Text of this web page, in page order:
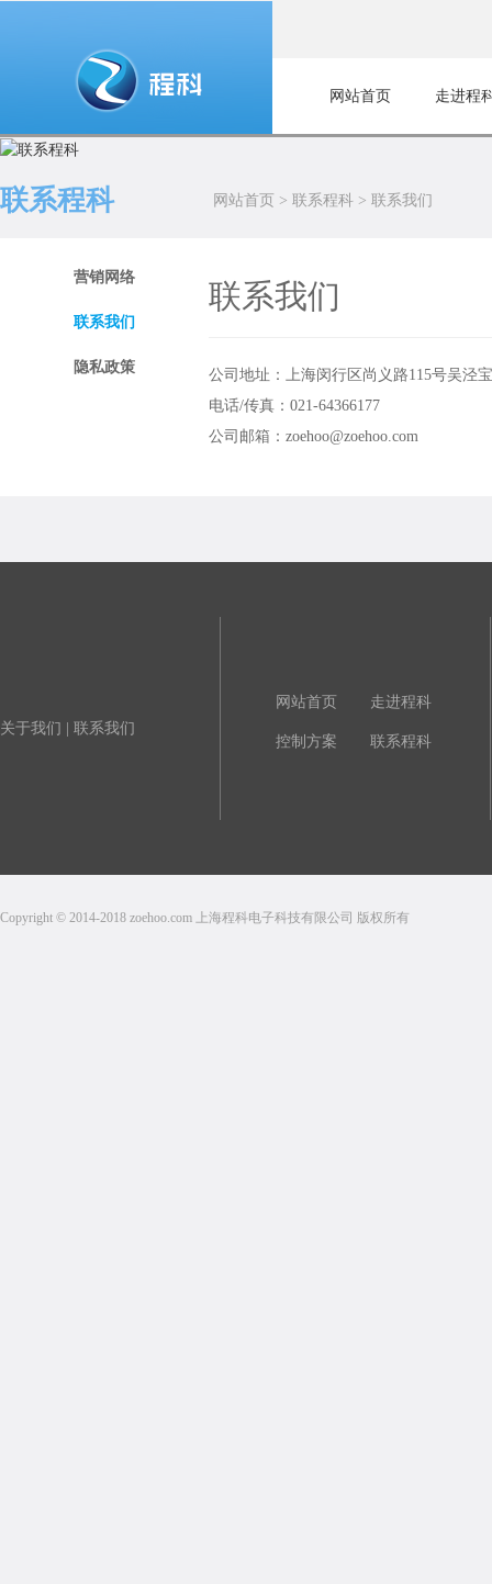
网站首页 走进程
联系程科 网站首页 > 联系程科 > 联系我们
营销网络
联系我们
隐私政策
联系我们
公司地址：上海闵行区尚义路115号吴泾
电话/传真：021-64366177
公司邮箱：zoehoo@zoehoo.com
关于我们 联系我们
网站首页 走进程科
控制方案 联系程科
Copyright © 2014-2018 zoehoo.com 上海程科电子科技有限公司 版权所有